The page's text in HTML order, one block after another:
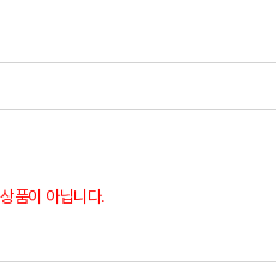
품이 아닙니다.